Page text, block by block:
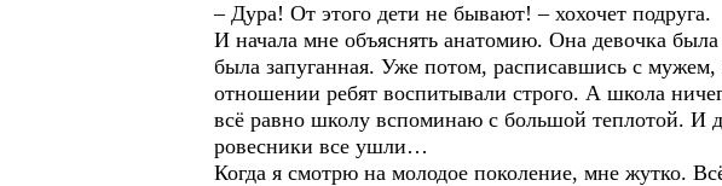
– Дура! От этого дети не бывают! – хохочет подруга.
И начала мне объяснять анатомию. Она девочка
была запуганная. Уже потом, расписавшись с
отношении ребят воспитывали строго. А школа
всё равно школу вспоминаю с большой теплотой. И
ровесники все ушли…
Когда я смотрю на молодое поколение, мне жутко.